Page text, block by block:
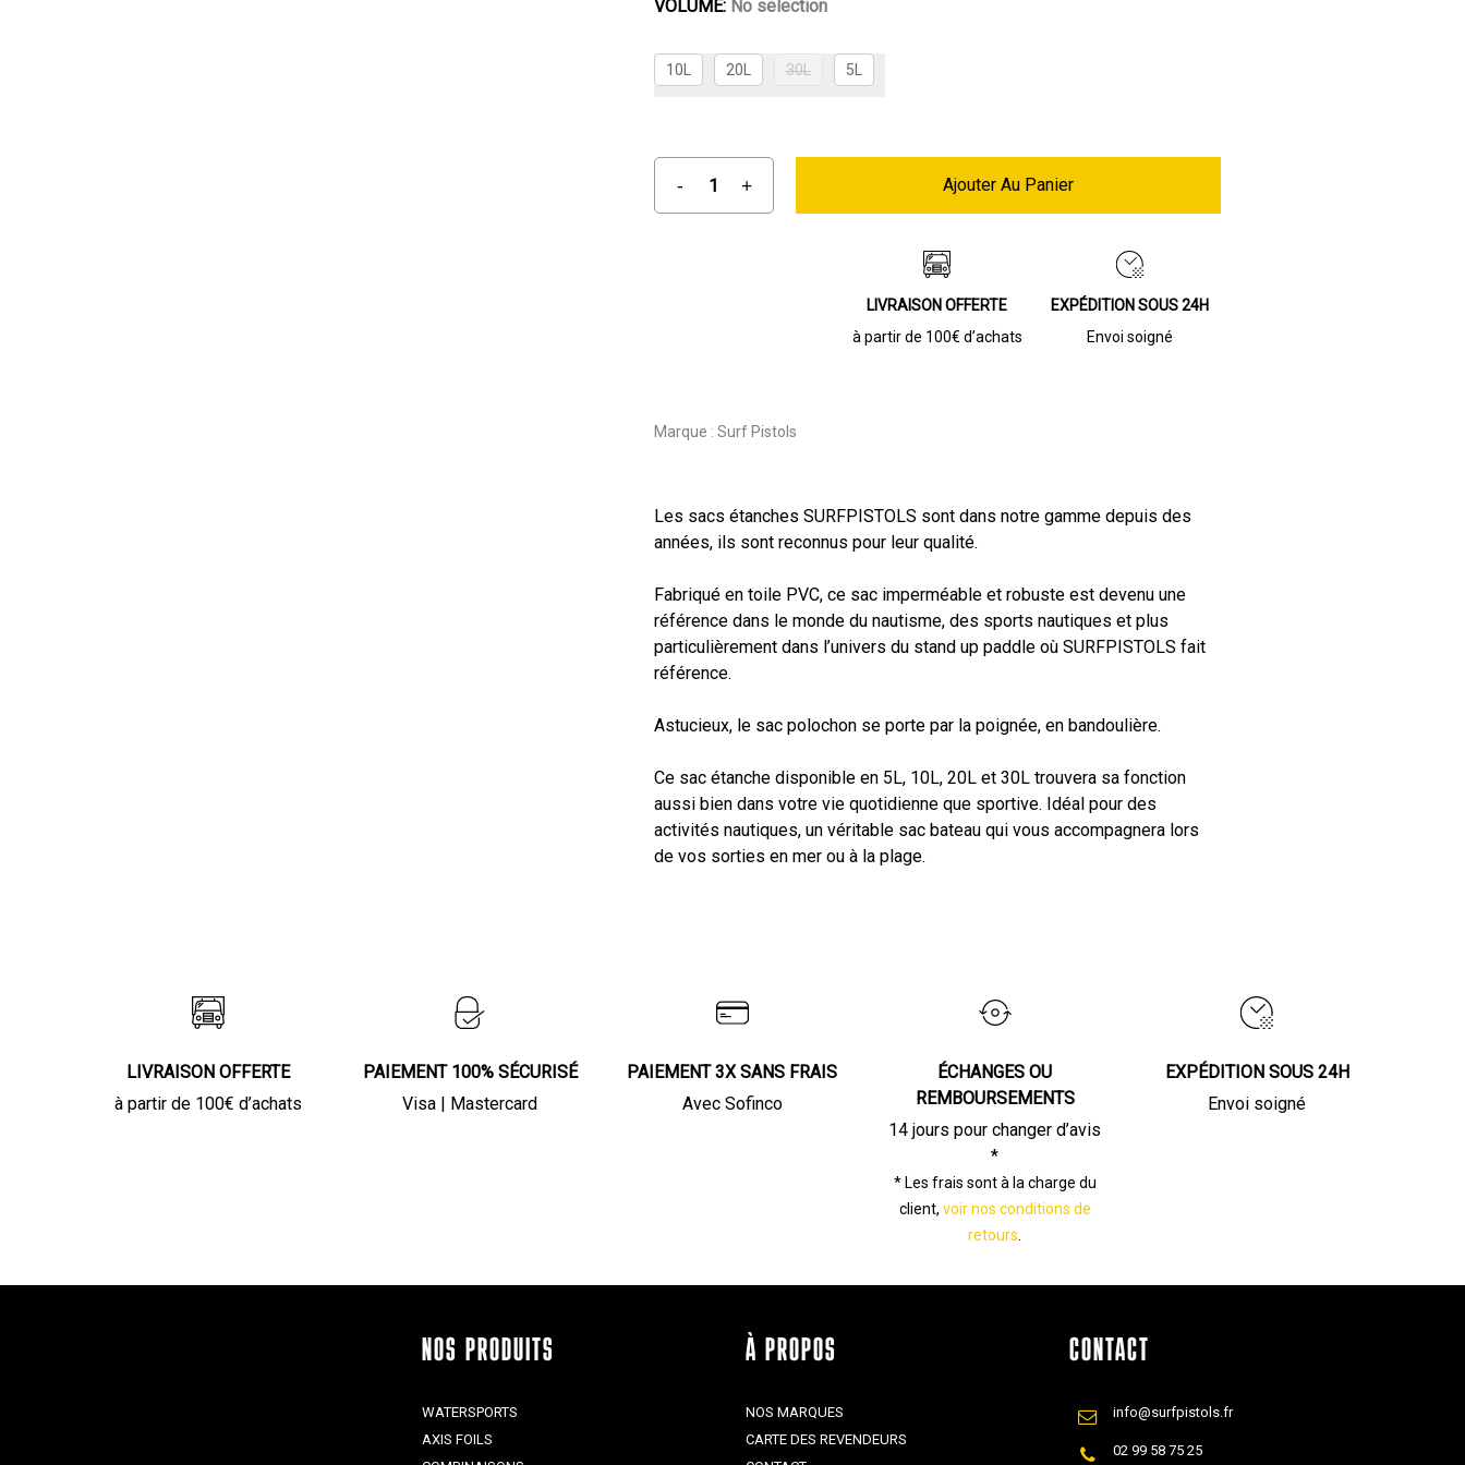
VOLUME: No selection
10L 20L 30L 5L
Ajouter Au Panier
LIVRAISON OFFERTE
à partir de 100€ d’achats
EXPÉDITION SOUS 24H
Envoi soigné
Marque : Surf Pistols
Les sacs étanches SURFPISTOLS sont dans notre gamme depuis des
années, ils sont reconnus pour leur qualité.
Fabriqué en toile PVC, ce sac imperméable et robuste est devenu une
référence dans le monde du nautisme, des sports nautiques et plus
particulièrement dans l’univers du stand up paddle où SURFPISTOLS fait
référence.
Astucieux, le sac polochon se porte par la poignée, en bandoulière.
Ce sac étanche disponible en 5L, 10L, 20L et 30L trouvera sa fonction
aussi bien dans votre vie quotidienne que sportive. Idéal pour des
activités nautiques, un véritable sac bateau qui vous accompagnera lors
de vos sorties en mer ou à la plage.
LIVRAISON OFFERTE
à partir de 100€ d’achats
PAIEMENT 100% SÉCURISÉ
Visa | Mastercard
PAIEMENT 3X SANS FRAIS
Avec Sofinco
ÉCHANGES OU
REMBOURSEMENTS
14 jours pour changer d’avis
*
* Les frais sont à la charge du
client, voir nos conditions de
retours
EXPÉDITION SOUS 24H
Envoi soigné
NOS PRODUITS
WATERSPORTS
AXIS FOILS
À PROPOS
NOS MARQUES
CARTE DES REVENDEURS
CONTACT
info@surfpistols.fr
02 99 58 75 25